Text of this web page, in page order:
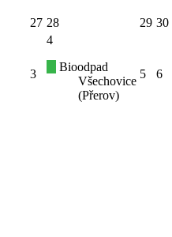
27 28 29 30
3
4
Bioodpad
Všechovice
(Přerov)
5 6